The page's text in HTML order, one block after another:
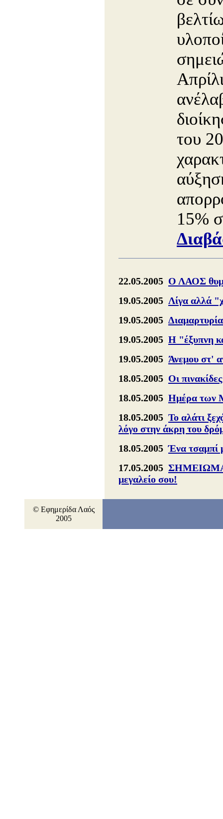
του
15%
22.05.2005 Ο ΛΑΟΣ
19.05.2005 Λίγα αλλά
19.05.2005
19.05.2005 Η "έξυπνη
19.05.2005 Άνεμου στ'
18.05.2005 Οι
18.05.2005 Ημέρα των
18.05.2005 Το αλάτι
λόγο στην άκρη του
18.05.2005Ένα τσαμπί
17.05.2005 ΣΗΜΕΙΩΜΑ
μεγαλείο σου!
© Εφημερίδα Λαός
2005